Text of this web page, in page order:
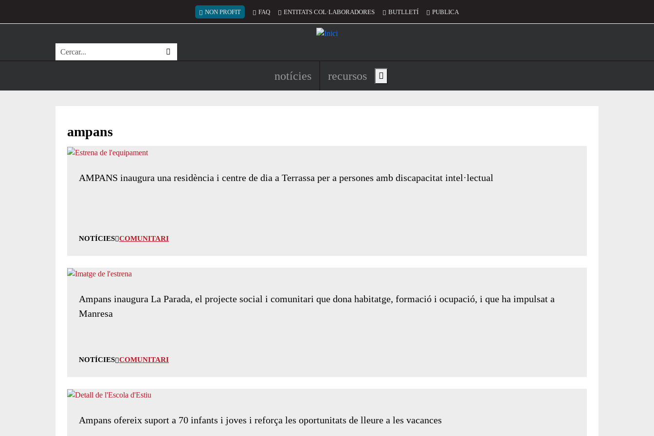
Menú del compte d'usuari
NON PROFIT FAQ ENTITATS COL·LABORADORES BUTLLETÍ PUBLICA
Cerca
Navegació principal de l'encapçalament
notícies recursos Show main menu
ampans
AMPANS inaugura una residència i centre de dia a Terrassa per a persones amb discapacitat intel·lectual
NOTÍCIES COMUNITARI
Ampans inaugura La Parada, el projecte social i comunitari que dona habitatge, formació i ocupació, i que ha impulsat a
Manresa
NOTÍCIES COMUNITARI
Ampans ofereix suport a 70 infants i joves i reforça les oportunitats de lleure a les vacances